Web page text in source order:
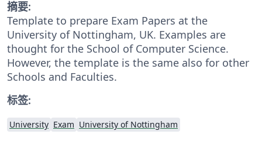
摘要:
Template to prepare Exam Papers at the
University of Nottingham, UK. Examples are
thought for the School of Computer Science.
However, the template is the same also for other
Schools and Faculties.
标签:
University Exam University of Nottingham